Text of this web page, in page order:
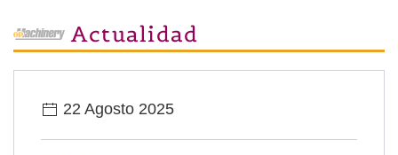
Actualidad
22 Agosto 2025